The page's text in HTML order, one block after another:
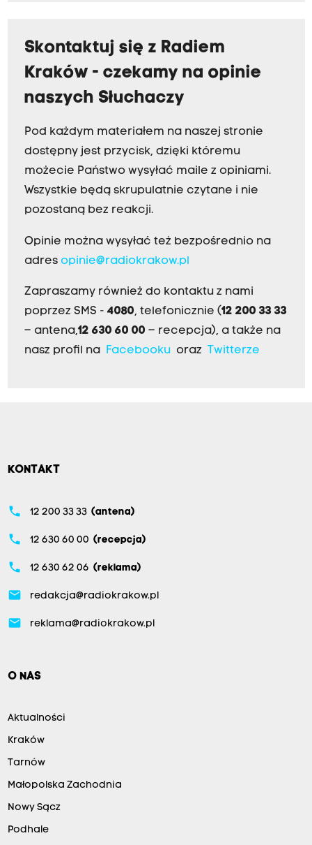
Skontaktuj się z Radiem
Kraków - czekamy na opinie
naszych Słuchaczy
Pod każdym materiałem na naszej stronie
dostępny jest przycisk, dzięki któremu
możecie Państwo wysyłać maile z opiniami.
Wszystkie będą skrupulatnie czytane i nie
pozostaną bez reakcji.
Opinie można wysyłać też bezpośrednio na
adres opinie@radiokrakow.pl
Zapraszamy również do kontaktu z nami
poprzez SMS - 4080, telefonicznie (12 200 33 33
– antena,12 630 60 00 – recepcja), a także na
nasz profil na
Facebookuoraz Twitterze
KONTAKT
phone 12 200 33 33 (antena)
phone 12 630 60 00 (recepcja)
phone 12 630 62 06 (reklama)
email redakcja@radiokrakow.pl
email reklama@radiokrakow.pl
O NAS
Aktualności
Kraków
Tarnów
Małopolska Zachodnia
Nowy Sącz
Podhale